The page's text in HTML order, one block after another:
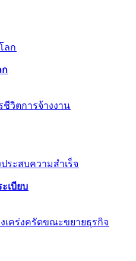
ลก​​
ก​​
วิตการจ้างงาน​​
ระสบความสำเร็จ​​
เบียบ​​
เคร่งครัดขณะขยายธุรกิจ​​